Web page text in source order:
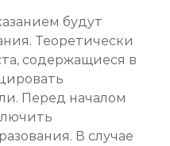
будут
Теоретически
содержащиеся в
Перед началом
В случае